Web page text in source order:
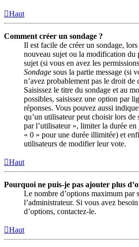
Haut
Comment créer un sondage ?
Il est facile de créer un sondage,
nouveau sujet ou la modification du
sujet (si vous en avez les
Sondage sous la partie message (si
n’avez probablement pas le droit de
Saisissez le titre du sondage et au
possibles, saisissez une option par
réponses. Vous pouvez aussi
qu’un utilisateur peut choisir lors
par l’utilisateur », limiter la durée
« 0 » pour une durée illimitée) et
utilisateurs de modifier leur vote.
Haut
Pourquoi ne puis-je pas ajouter plus
Le nombre d’options maximum par
l’administrateur. Si vous avez
d’options, contactez-le.
Haut